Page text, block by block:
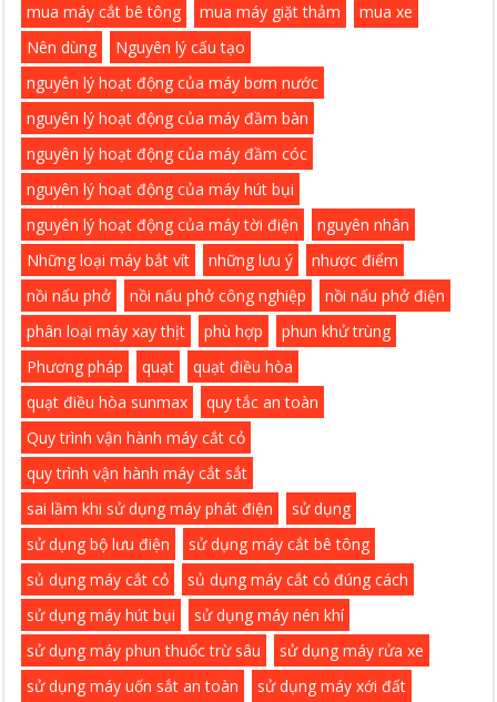
mua máy cắt bê tông
mua máy giặt thảm
mua xe
Nên dùng
Nguyên lý cấu tạo
nguyên lý hoạt động của máy bơm nước
nguyên lý hoạt động của máy đầm bàn
nguyên lý hoạt động của máy đầm cóc
nguyên lý hoạt động của máy hút bụi
nguyên lý hoạt động của máy tời điện
nguyên nhân
Những loại máy bắt vít
những lưu ý
nhược điểm
nồi nấu phở
nồi nấu phở công nghiệp
nồi nấu phở điện
phân loại máy xay thịt
phù hợp
phun khử trùng
Phương pháp
quạt
quạt điều hòa
quạt điều hòa sunmax
quy tắc an toàn
Quy trình vận hành máy cắt cỏ
quy trình vận hành máy cắt sắt
sai lầm khi sử dụng máy phát điện
sử dụng
sử dụng bộ lưu điện
sử dụng máy cắt bê tông
sủ dụng máy cắt cỏ
sủ dụng máy cắt cỏ đúng cách
sử dụng máy hút bụi
sử dụng máy nén khí
sử dụng máy phun thuốc trừ sâu
sử dụng máy rửa xe
sử dụng máy uốn sắt an toàn
sử dụng máy xới đất